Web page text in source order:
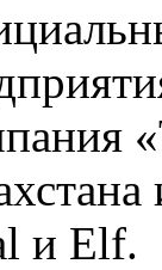
и Elf.